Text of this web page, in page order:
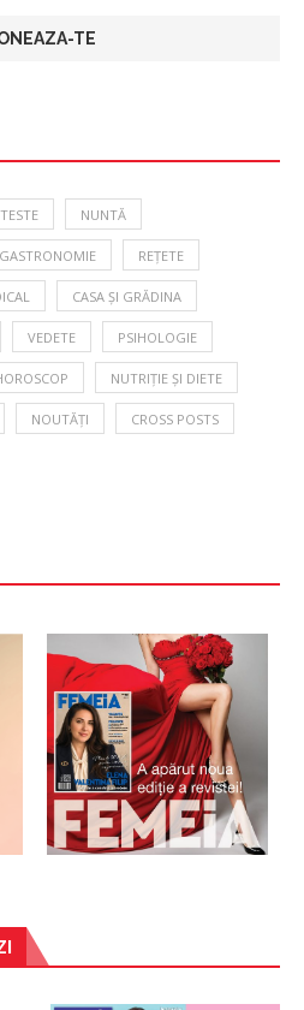
TESTE NUNTĂ
GASTRONOMIE REȚETE
CASA ȘI GRĂDINA
VEDETE PSIHOLOGIE
NUTRIȚIE ȘI DIETE
NOUTĂȚI CROSS POSTS